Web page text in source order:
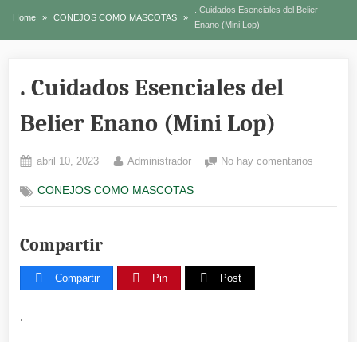
Home CONEJOS COMO MASCOTAS
. Cuidados Esenciales del Belier
Enano (Mini Lop)
. Cuidados Esenciales del
Belier Enano (Mini Lop)
Posted
abril 10, 2023 By
Administrador No hay comentarios
CONEJOS COMO MASCOTAS
Compartir
Compartir Pin Post
.